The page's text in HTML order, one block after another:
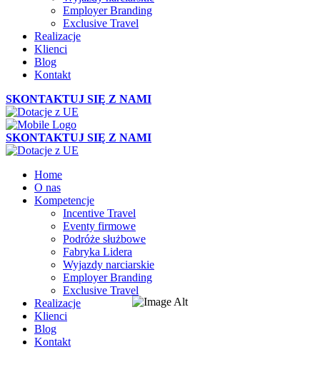
Employer Branding
Exclusive Travel
Realizacje
Klienci
Blog
Kontakt
SKONTAKTUJ SIĘ Z NAMI
SKONTAKTUJ SIĘ Z NAMI
Home
O nas
Kompetencje
Incentive Travel
Eventy firmowe
Podróże służbowe
Fabryka Lidera
Wyjazdy narciarskie
Employer Branding
Exclusive Travel
Realizacje
Klienci
Blog
Kontakt